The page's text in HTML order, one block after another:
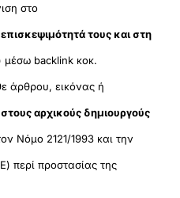
στο
τους και στη
μέσω backlink κοκ.
άρθρου, εικόνας ή
αρχικούς δημιουργούς
Νόμο 2121/1993 και την
περί προστασίας της